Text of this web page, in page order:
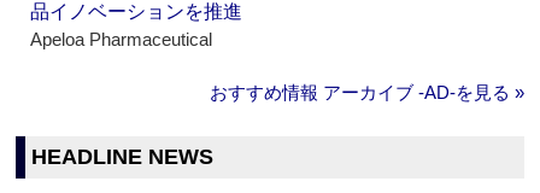
品イノベーションを推進
Apeloa Pharmaceutical
おすすめ情報 アーカイブ ‐AD‐を見る »
HEADLINE NEWS